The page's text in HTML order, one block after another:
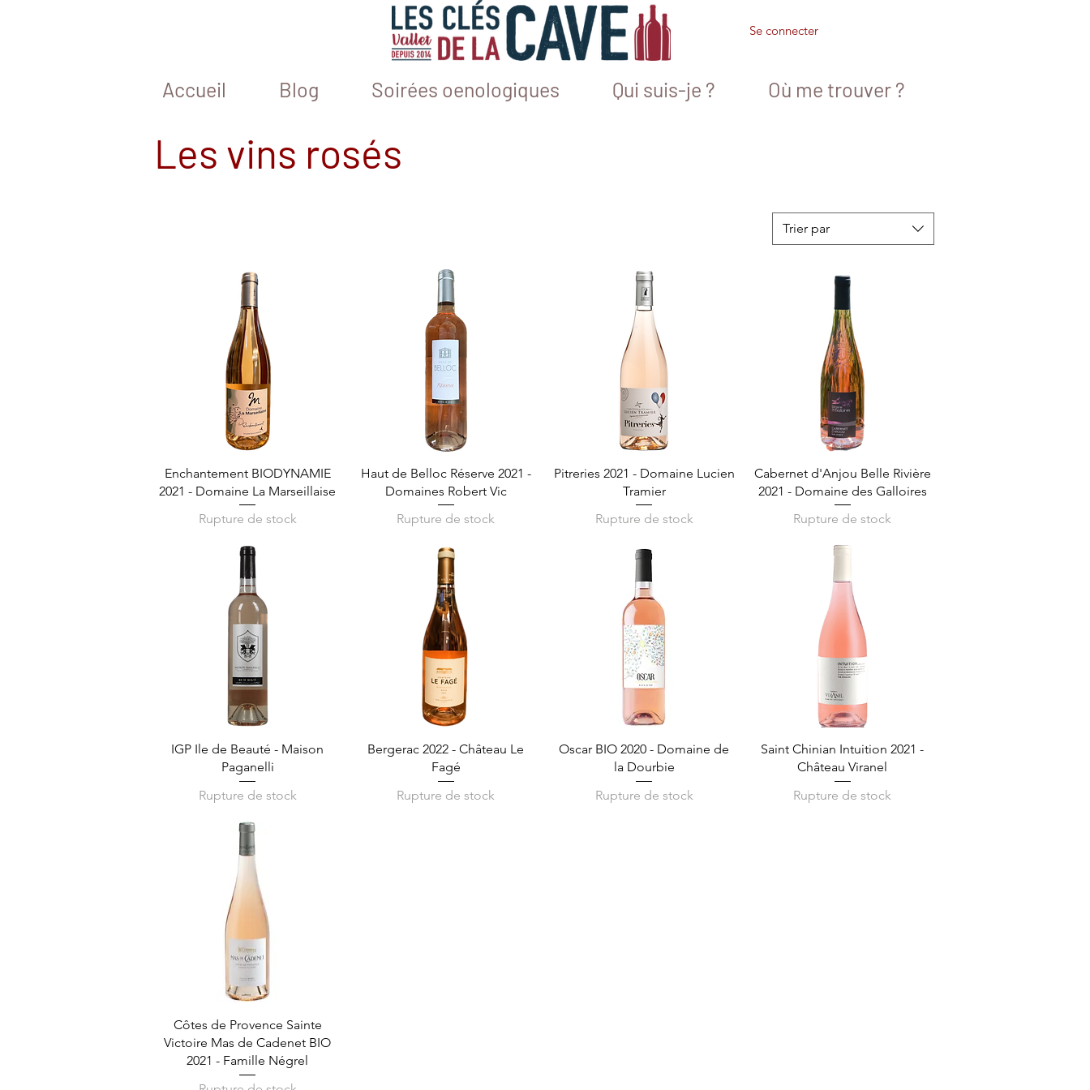
Se connecter
Accueil Blog Soirées oenologiques Qui suis-je ? Où me trouver ?
Les vins rosés
Trier par
Aperçu rapide
Enchantement BIODYNAMIE
2021 - Domaine La Marseillaise
Rupture de stock
Aperçu rapide
Haut de Belloc Réserve 2021 -
Domaines Robert Vic
Rupture de stock
Aperçu rapide
Pitreries 2021 - Domaine Lucien
Tramier
Rupture de stock
Aperçu rapide
Cabernet d'Anjou Belle Rivière
2021 - Domaine des Galloires
Rupture de stock
Aperçu rapide
IGP Ile de Beauté - Maison
Paganelli
Rupture de stock
Aperçu rapide
Bergerac 2022 - Château Le
Fagé
Rupture de stock
Aperçu rapide
Oscar BIO 2020 - Domaine de
la Dourbie
Rupture de stock
Aperçu rapide
Saint Chinian Intuition 2021 -
Château Viranel
Rupture de stock
Aperçu rapide
Côtes de Provence Sainte
Victoire Mas de Cadenet BIO
2021 - Famille Négrel